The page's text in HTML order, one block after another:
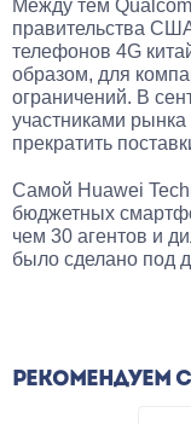
Между тем
правительства
телефонов 4G
образом, для
ограничений. В
участниками
прекратить
Самой Huawei
бюджетных
чем 30 агентов и
было сделано под
РЕКОМЕНДУЕМ